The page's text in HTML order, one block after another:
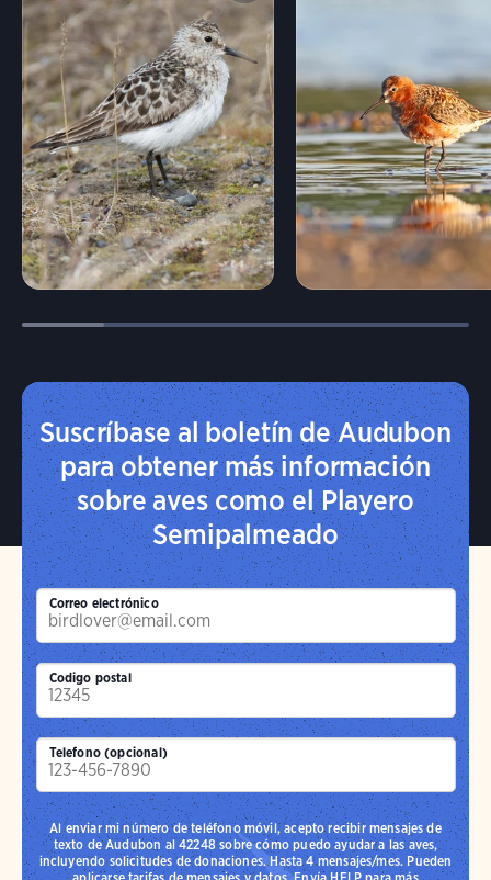
Suscríbase al boletín de Audubon
para obtener más información
sobre aves como el Playero
Semipalmeado
Correo electrónico
Codigo postal
Telefono (opcional)
Al enviar mi número de teléfono móvil, acepto recibir mensajes de
texto de Audubon al 42248 sobre cómo puedo ayudar a las aves,
incluyendo solicitudes de donaciones. Hasta 4 mensajes/mes. Pueden